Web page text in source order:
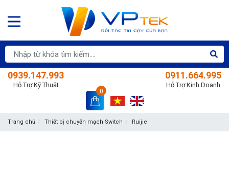
0939.147.993
Hỗ Trợ Kỹ Thuật
0911.664.995
Hỗ Trợ Kinh Doanh
0
Trang chủ Thiết bị chuyển mạch Switch Ruijie